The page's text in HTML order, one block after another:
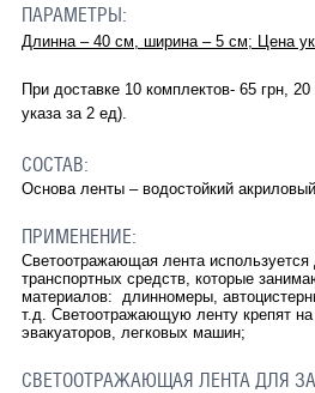
ПАРАМЕТРЫ:
Длинна – 40 см, ширина – 5 см; Цена
При доставке 10 комплектов- 65 грн,
указа за 2 ед).
СОСТАВ:
Основа ленты – водостойкий
ПРИМЕНЕНИЕ:
Светоотражающая лента используется
транспортных средств, которые
материалов: длинномеры,
т.д. Светоотражающую ленту крепят
эвакуаторов, легковых машин;
СВЕТООТРАЖАЮЩАЯ ЛЕНТА ДЛЯ